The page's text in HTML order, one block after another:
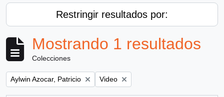
Restringir resultados por:
Mostrando 1 resultados
Colecciones
Remove filter:
Aylwin Azocar, Patricio Remove filter:
Video